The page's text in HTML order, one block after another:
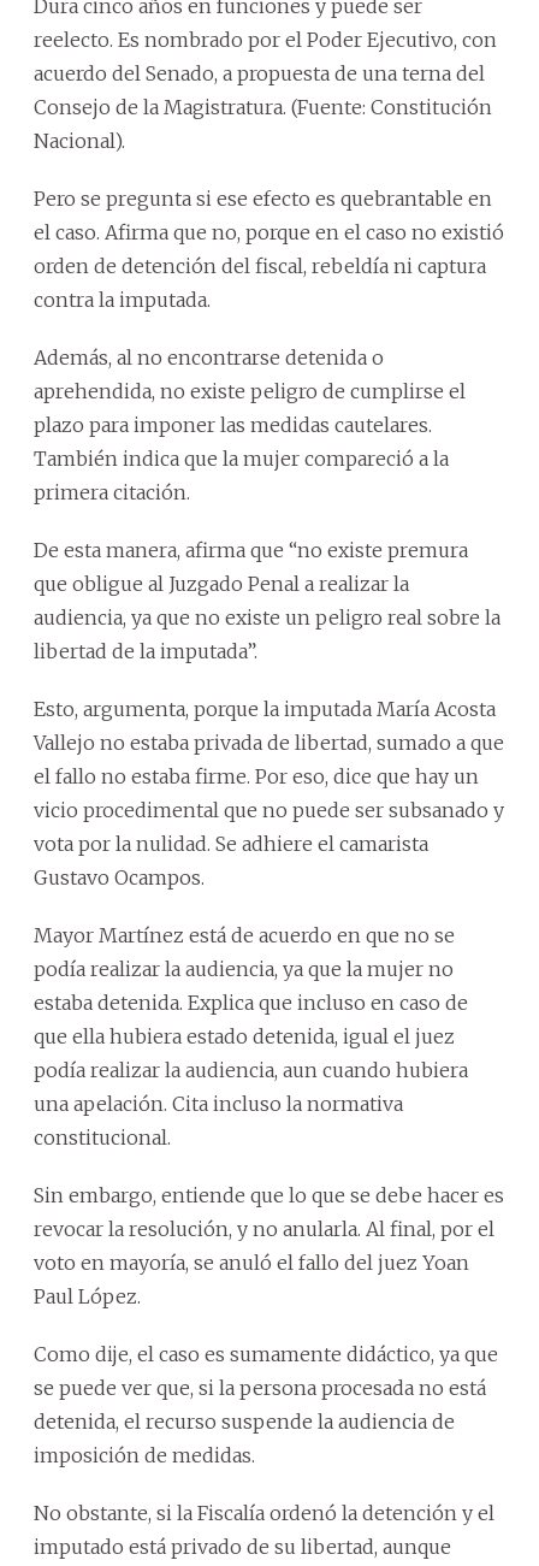
Dura cinco años en funciones y puede ser
reelecto. Es nombrado por el Poder Ejecutivo, con
acuerdo del Senado, a propuesta de una terna del
Consejo de la Magistratura. (Fuente: Constitución
Nacional).
Pero se pregunta si ese efecto es quebrantable en
el caso. Afirma que no, porque en el caso no existió
orden de detención del fiscal, rebeldía ni captura
contra la imputada.
Además, al no encontrarse detenida o
aprehendida, no existe peligro de cumplirse el
plazo para imponer las medidas cautelares.
También indica que la mujer compareció a la
primera citación.
De esta manera, afirma que “no existe premura
que obligue al Juzgado Penal a realizar la
audiencia, ya que no existe un peligro real sobre la
libertad de la imputada”.
Esto, argumenta, porque la imputada María Acosta
Vallejo no estaba privada de libertad, sumado a que
el fallo no estaba firme. Por eso, dice que hay un
vicio procedimental que no puede ser subsanado y
vota por la nulidad. Se adhiere el camarista
Gustavo Ocampos.
Mayor Martínez está de acuerdo en que no se
podía realizar la audiencia, ya que la mujer no
estaba detenida. Explica que incluso en caso de
que ella hubiera estado detenida, igual el juez
podía realizar la audiencia, aun cuando hubiera
una apelación. Cita incluso la normativa
constitucional.
Sin embargo, entiende que lo que se debe hacer es
revocar la resolución, y no anularla. Al final, por el
voto en mayoría, se anuló el fallo del juez Yoan
Paul López.
Como dije, el caso es sumamente didáctico, ya que
se puede ver que, si la persona procesada no está
detenida, el recurso suspende la audiencia de
imposición de medidas.
No obstante, si la Fiscalía ordenó la detención y el
imputado está privado de su libertad, aunque